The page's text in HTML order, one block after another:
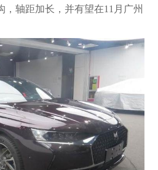
，轴距加长，并有望在11月广州